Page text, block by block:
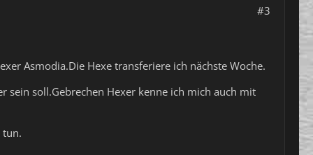
#3
Asmodia.Die Hexe transferiere ich nächste Woche.
sein soll.Gebrechen Hexer kenne ich mich auch mit
tun.